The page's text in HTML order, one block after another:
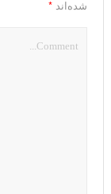
شده‌اند *